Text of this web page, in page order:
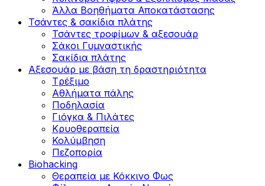
Άλλα Βοηθήματα Αποκατάστασης
Τσάντες & σακίδια πλάτης
Τσάντες τροφίμων & αξεσουάρ
Σάκοι Γυμναστικής
Σακίδια πλάτης
Αξεσουάρ με βάση τη δραστηριότητα
Tρέξιμο
Αθλήματα πάλης
Ποδηλασία
Γιόγκα & Πιλάτες
Κρυοθεραπεία
Κολύμβηση
Πεζοπορία
Biohacking
Θεραπεία με Κόκκινο Φως